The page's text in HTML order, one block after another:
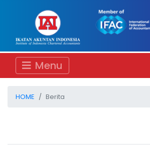
Menu
HOME Berita